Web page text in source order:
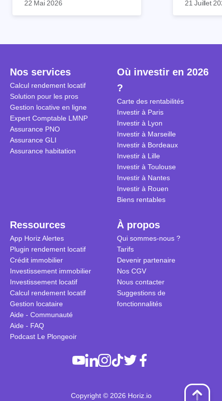
suite. On compte environ 25 000
conditions à remplir ?
22 Mai 2026
Je vais
21 Juillet
Nos services
Calcul rendement locatif
Solution pour les pros
Gestion locative en ligne
Expert Comptable LMNP
Assurance PNO
Assurance GLI
Assurance habitation
Où investir en 2026
?
Carte des rentabilités
Investir à Paris
Investir à Lyon
Investir à Marseille
Investir à Bordeaux
Investir à Lille
Investir à Toulouse
Investir à Nantes
Investir à Rouen
Biens rentables
Ressources
App Horiz Alertes
Plugin rendement locatif
Crédit immobilier
Investissement immobilier
Investissement locatif
Calcul rendement locatif
Gestion locataire
Aide - Communauté
Aide - FAQ
Podcast Le Plongeoir
À propos
Qui sommes-nous ?
Tarifs
Devenir partenaire
Nos CGV
Nous contacter
Suggestions de
fonctionnalités
Copyright © 2026 Horiz.io